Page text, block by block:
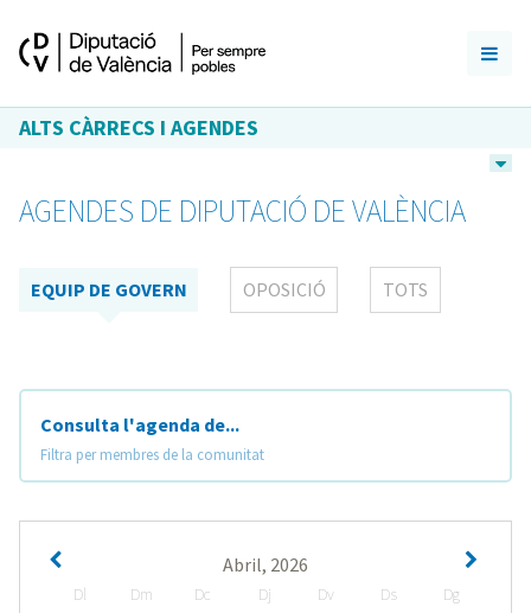
ALTS CÀRRECS I AGENDES
AGENDES DE DIPUTACIÓ DE VALÈNCIA
EQUIP DE GOVERN OPOSICIÓ TOTS
Consulta l'agenda de...
Filtra per membres de la comunitat
Abril, 2026
Dl Dm Dc Dj Dv Ds
Dg